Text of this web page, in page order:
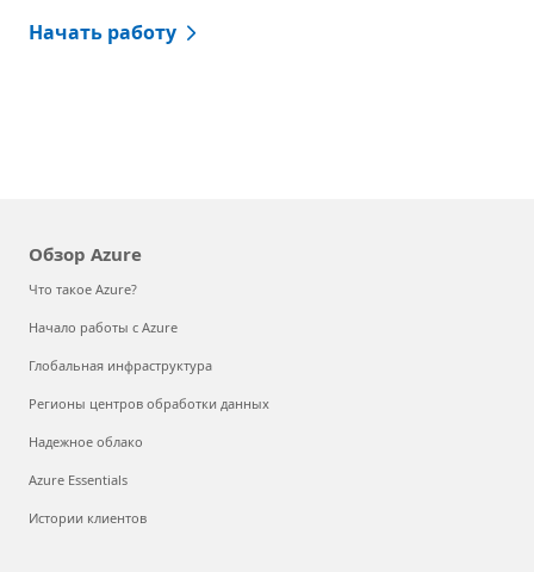
Начать работу
Обзор Azure
Что такое Azure?
Начало работы с Azure
Глобальная инфраструктура
Регионы центров обработки данных
Надежное облако
Azure Essentials
Истории клиентов